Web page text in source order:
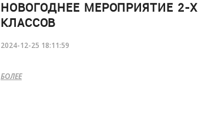
НОВОГОДНЕЕ МЕРОПРИЯТИЕ 2-Х
КЛАССОВ
2024-12-25 18:11:59
БОЛЕЕ